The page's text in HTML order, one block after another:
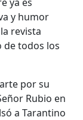
y humor
revista
de todos los
por su
Rubio en
a Tarantino